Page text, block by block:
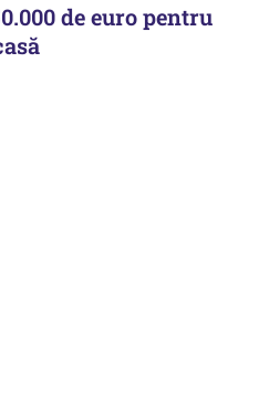
de euro pentru